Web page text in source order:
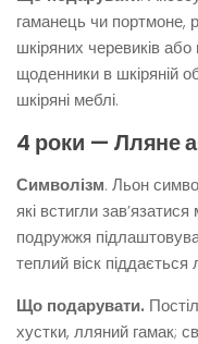
гаманець чи портмоне,
шкіряних черевиків
щоденники в шкіряній
шкіряні меблі.
4 роки — Лляне
Символізм. Льон
які встигли
подружжя
теплий віск піддається
Що подарувати.
хустки, лляний гамак;